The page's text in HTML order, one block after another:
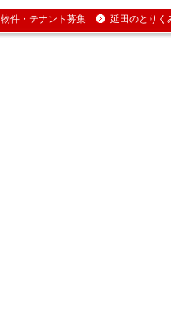
物件・テナント募集 延田のとりく